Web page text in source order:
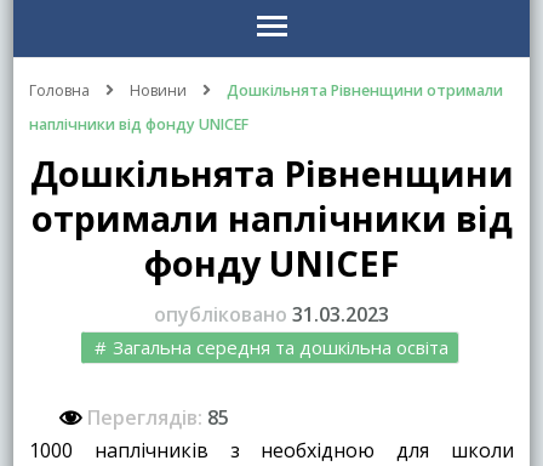
Головна Новини
Дошкільнята Рівненщини отримали
наплічники від фонду UNICEF
Дошкільнята Рівненщини
отримали наплічники від
фонду UNICEF
опубліковано 31.03.2023
Загальна середня та дошкільна освіта
Переглядів: 85
1000 наплічників з необхідною для школи